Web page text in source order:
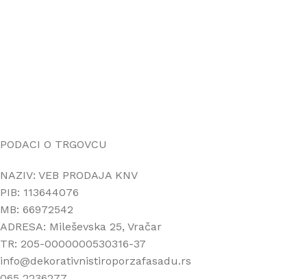
PODACI O TRGOVCU
NAZIV: VEB PRODAJA KNV
PIB: 113644076
MB: 66972542
ADRESA: Mileševska 25, Vračar
TR: 205-0000000530316-37
info@dekorativnistiroporzafasadu.rs